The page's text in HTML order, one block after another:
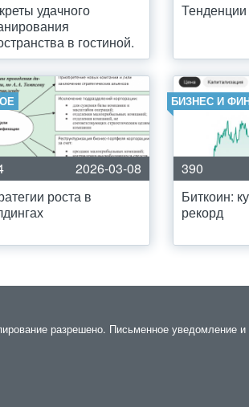
удачного
в гостиной.
2026-03-08
роста в
БИЗНЕС И
390
Биткоин:
рекорд
разрешено. Письменное уведомление и